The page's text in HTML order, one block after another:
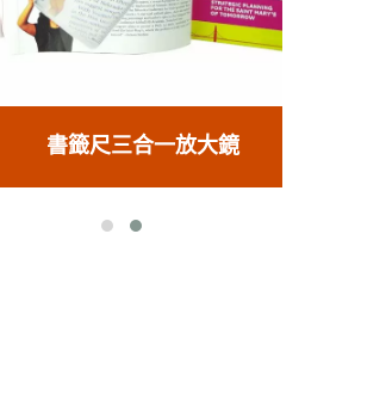
書籤尺三合一放大鏡